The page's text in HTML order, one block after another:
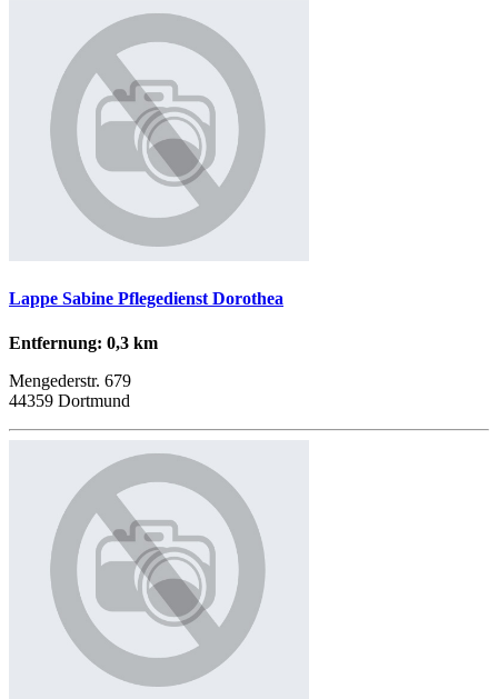
Lappe Sabine Pflegedienst Dorothea
Entfernung: 0,3 km
Mengederstr. 679
44359 Dortmund